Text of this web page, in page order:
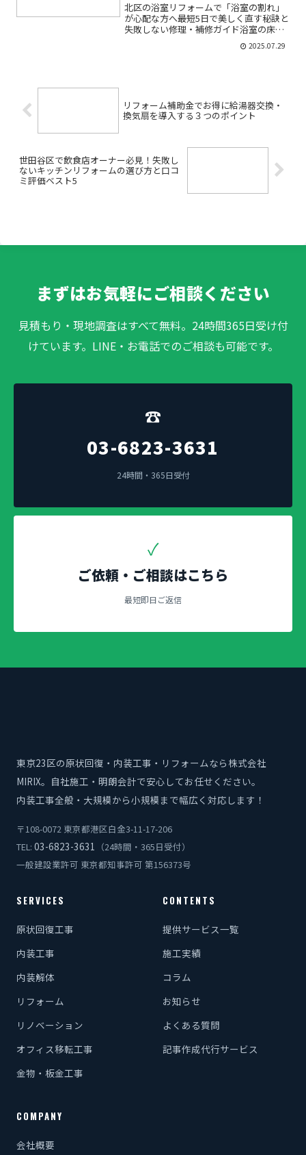
北区の浴室リフォームで「浴室の割れ」
が心配な方へ――最短5日で美しく直す秘訣と
失敗しない修理・補修ガイド浴室の床や
壁に割れがある、タイルが欠けてしまっ
た――そんなお悩みを抱えていませんか？北
2025.07.29
リフォーム補助金でお得に給湯器交換・
換気扇を導入する３つのポイント
世田谷区で飲食店オーナー必見！失敗し
ないキッチンリフォームの選び方と口コ
ミ評価ベスト5
まずはお気軽にご相談ください
見積もり・現地調査はすべて無料。24時間365日受け付
けています。LINE・お電話でのご相談も可能です。
☎
03-6823-3631
24時間・365日受付
✓
ご依頼・ご相談はこちら
最短即日ご返信
東京23区の原状回復・内装工事・リフォームなら株式会社
MIRIX。自社施工・明朗会計で安心してお任せください。
内装工事全般・大規模から小規模まで幅広く対応します！
〒108-0072 東京都港区白金3-11-17-206
TEL: 03-6823-3631
（24時間・365日受付）
一般建設業許可 東京都知事許可 第156373号
SERVICES
原状回復工事
内装工事
内装解体
リフォーム
リノベーション
オフィス移転工事
金物・板金工事
CONTENTS
提供サービス一覧
施工実績
コラム
お知らせ
よくある質問
記事作成代行サービス
COMPANY
会社概要